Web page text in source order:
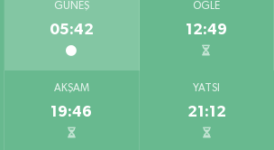
GÜNEŞ
05:42
ÖĞLE
12:49
AKŞAM
19:46
YATSI
21:12